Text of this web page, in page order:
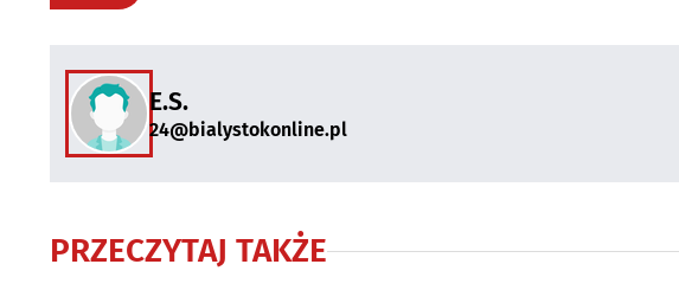
E.S.
24@bialystokonline.pl
PRZECZYTAJ TAKŻE